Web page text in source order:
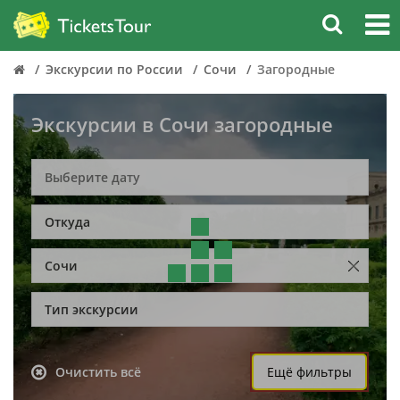
Экскурсии по России Сочи Загородные
Экскурсии в Сочи загородные
Откуда
Сочи
Тип экскурсии
Очистить всё Ещё фильтры